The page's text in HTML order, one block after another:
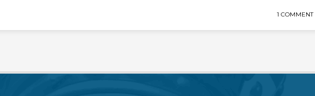
1 COMMENT